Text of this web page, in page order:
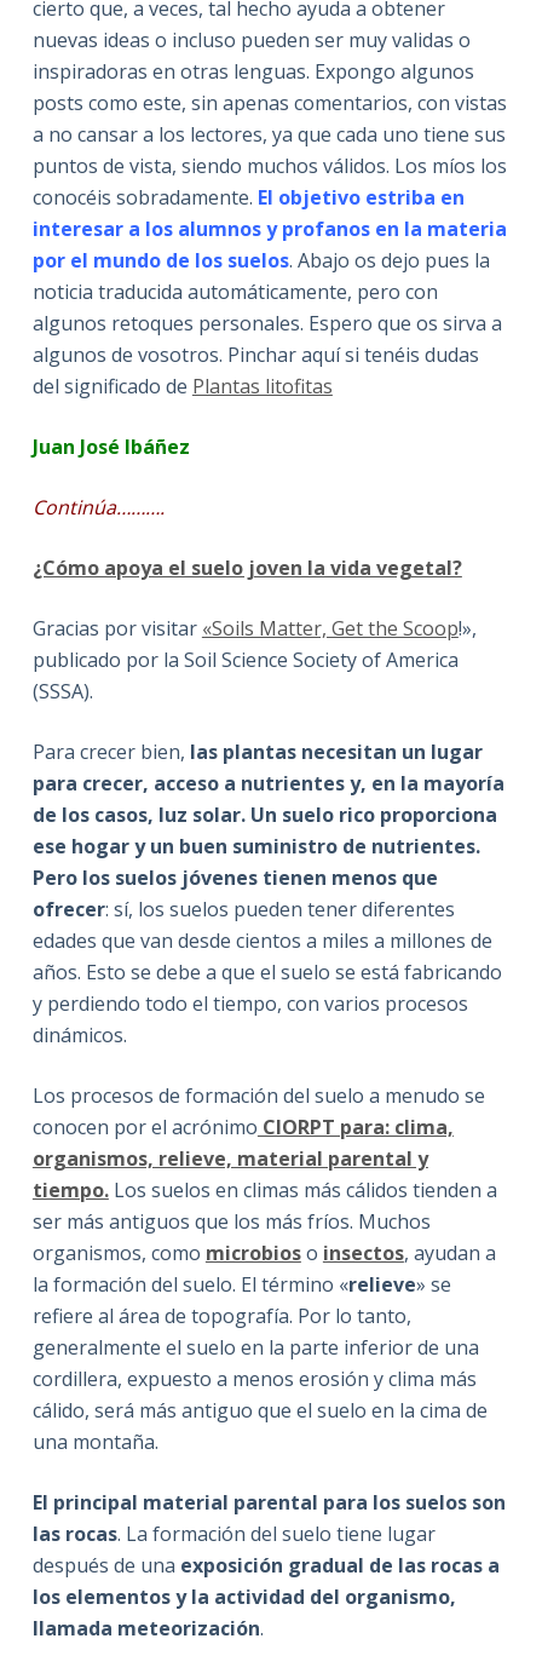
cierto que, a veces, tal hecho ayuda a obtener
nuevas ideas o incluso pueden ser muy validas o
inspiradoras en otras lenguas. Expongo algunos
posts como este, sin apenas comentarios, con vistas
a no cansar a los lectores, ya que cada uno tiene sus
puntos de vista, siendo muchos válidos. Los míos los
conocéis sobradamente. El objetivo estriba en
interesar a los alumnos y profanos en la materia
por el mundo de los suelos. Abajo os dejo pues la
noticia traducida automáticamente, pero con
algunos retoques personales. Espero que os sirva a
algunos de vosotros. Pinchar aquí si tenéis dudas
del significado de Plantas litofitas
Juan José Ibáñez
Continúa……….
¿Cómo apoya el suelo joven la vida vegetal?
Gracias por visitar «Soils Matter, Get the Scoop!»,
publicado por la Soil Science Society of America
(SSSA).
Para crecer bien, las plantas necesitan un lugar
para crecer, acceso a nutrientes y, en la mayoría
de los casos, luz solar. Un suelo rico proporciona
ese hogar y un buen suministro de nutrientes.
Pero los suelos jóvenes tienen menos que
ofrecer: sí, los suelos pueden tener diferentes
edades que van desde cientos a miles a millones de
años. Esto se debe a que el suelo se está fabricando
y perdiendo todo el tiempo, con varios procesos
dinámicos.
Los procesos de formación del suelo a menudo se
conocen por el acrónimo ClORPT para: clima,
organismos, relieve, material parental y
tiempo.Los suelos en climas más cálidos tienden a
ser más antiguos que los más fríos. Muchos
organismos, como microbioso insectos, ayudan a
la formación del suelo. El término «relieve» se
refiere al área de topografía. Por lo tanto,
generalmente el suelo en la parte inferior de una
cordillera, expuesto a menos erosión y clima más
cálido, será más antiguo que el suelo en la cima de
una montaña.
El principal material parental para los suelos son
las rocas. La formación del suelo tiene lugar
después de una exposición gradual de las rocas a
los elementos y la actividad del organismo,
llamada meteorización.